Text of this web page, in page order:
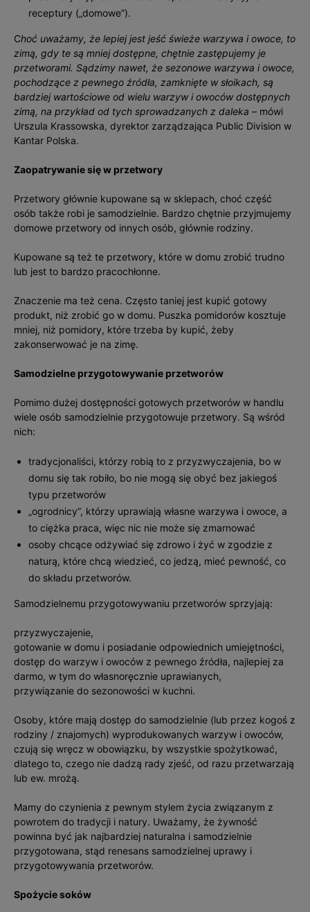
receptury („domowe”).
Choć uważamy, że lepiej jest jeść świeże warzywa i owoce, to
zimą, gdy te są mniej dostępne, chętnie zastępujemy je
przetworami. Sądzimy nawet, że sezonowe warzywa i owoce,
pochodzące z pewnego źródła, zamknięte w słoikach, są
bardziej wartościowe od wielu warzyw i owoców dostępnych
zimą, na przykład od tych sprowadzanych z daleka – mówi
Urszula Krassowska, dyrektor zarządzająca Public Division w
Kantar Polska.
Zaopatrywanie się w przetwory
Przetwory głównie kupowane są w sklepach, choć część
osób także robi je samodzielnie. Bardzo chętnie przyjmujemy
domowe przetwory od innych osób, głównie rodziny.
Kupowane są też te przetwory, które w domu zrobić trudno
lub jest to bardzo pracochłonne.
Znaczenie ma też cena. Często taniej jest kupić gotowy
produkt, niż zrobić go w domu. Puszka pomidorów kosztuje
mniej, niż pomidory, które trzeba by kupić, żeby
zakonserwować je na zimę.
Samodzielne przygotowywanie przetworów
Pomimo dużej dostępności gotowych przetworów w handlu
wiele osób samodzielnie przygotowuje przetwory. Są wśród
nich:
tradycjonaliści, którzy robią to z przyzwyczajenia, bo w
domu się tak robiło, bo nie mogą się obyć bez jakiegoś
typu przetworów
„ogrodnicy”, którzy uprawiają własne warzywa i owoce, a
to ciężka praca, więc nic nie może się zmarnować
osoby chcące odżywiać się zdrowo i żyć w zgodzie z
naturą, które chcą wiedzieć, co jedzą, mieć pewność, co
do składu przetworów.
Samodzielnemu przygotowywaniu przetworów sprzyjają:
przyzwyczajenie,
gotowanie w domu i posiadanie odpowiednich umiejętności,
dostęp do warzyw i owoców z pewnego źródła, najlepiej za
darmo, w tym do własnoręcznie uprawianych,
przywiązanie do sezonowości w kuchni.
Osoby, które mają dostęp do samodzielnie (lub przez kogoś z
rodziny / znajomych) wyprodukowanych warzyw i owoców,
czują się wręcz w obowiązku, by wszystkie spożytkować,
dlatego to, czego nie dadzą rady zjeść, od razu przetwarzają
lub ew. mrożą.
Mamy do czynienia z pewnym stylem życia związanym z
powrotem do tradycji i natury. Uważamy, że żywność
powinna być jak najbardziej naturalna i samodzielnie
przygotowana, stąd renesans samodzielnej uprawy i
przygotowywania przetworów.
Spożycie soków